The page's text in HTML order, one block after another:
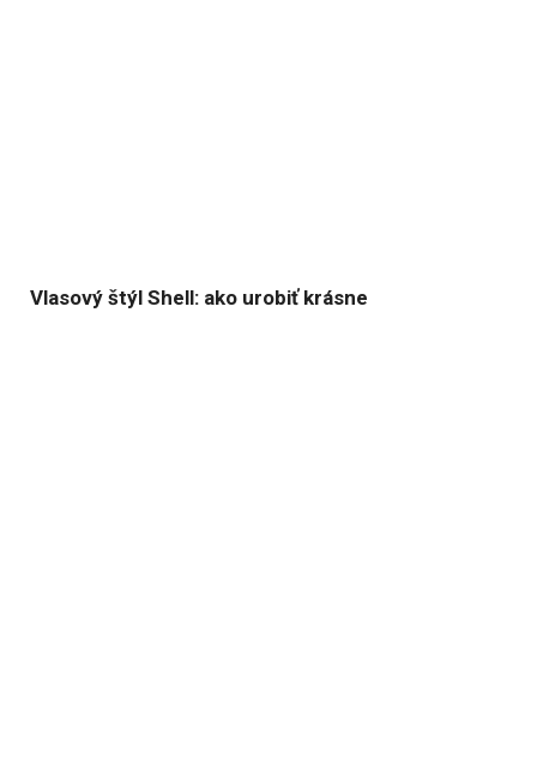
Vlasový štýl Shell: ako urobiť krásne